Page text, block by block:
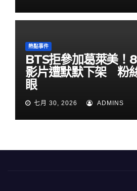
熱點事件
BTS拒參加葛萊美！
影片遭默默下架 粉
眼
七月 30, 2026 ADMINS